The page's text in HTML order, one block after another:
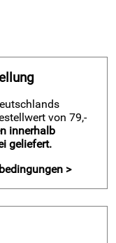
lässt sich vielseitig
jedem
Schrauben.
Co. KG,
von 79,-
innerhalb
geliefert.
>